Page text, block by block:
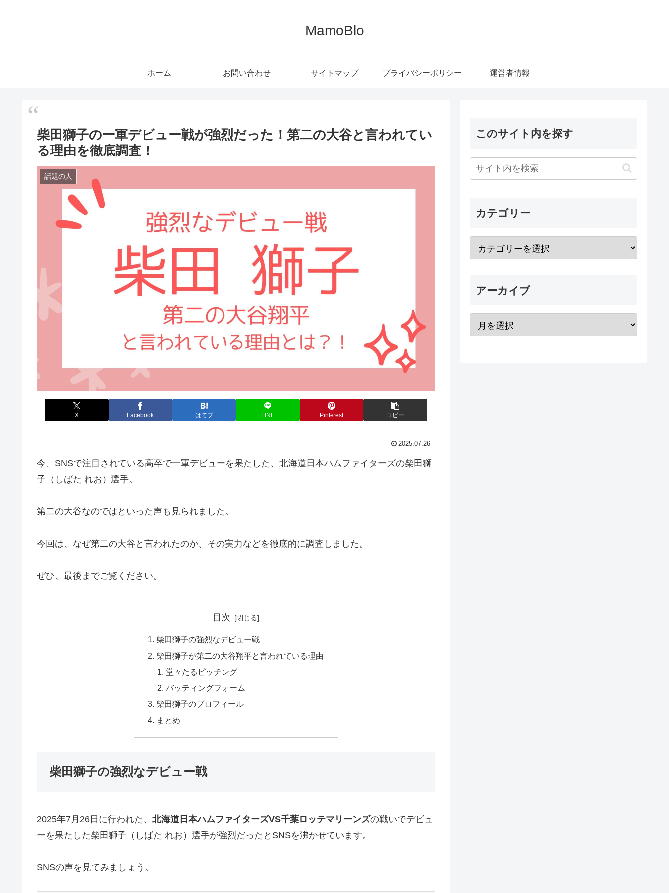
MamoBlo
ホーム お問い合わせ サイトマップ プライバシーポリシー 運営者情報
柴田獅子の一軍デビュー戦が強烈だった！第二の大谷と言われてい
る理由を徹底調査！
話題の人
X Facebook はてブ LINE Pinterest コピー
2025.07.26
今、SNSで注目されている高卒で一軍デビューを果たした、北海道日本ハムファイターズの柴田獅
子（しばた れお）選手。
第二の大谷なのではといった声も見られました。
今回は、なぜ第二の大谷と言われたのか、その実力などを徹底的に調査しました。
ぜひ、最後までご覧ください。
目次
柴田獅子の強烈なデビュー戦
柴田獅子が第二の大谷翔平と言われている理由
堂々たるピッチング
バッティングフォーム
柴田獅子のプロフィール
まとめ
柴田獅子の強烈なデビュー戦
2025年7月26日に行われた、 北海道日本ハムファイターズVS千葉ロッテマリーンズの戦いでデビュ
ーを果たした柴田獅子（しばた れお）選手が強烈だったとSNSを沸かせています。
SNSの声を見てみましょう。
このサイト内を探す
カテゴリー
アーカイブ